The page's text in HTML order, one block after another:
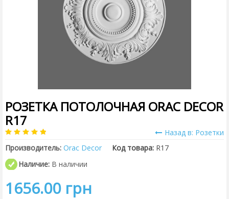
РОЗЕТКА ПОТОЛОЧНАЯ ORAC DECOR
R17
Назад в: Розетки
Производитель: Orac Decor Код товара: R17
Наличие: В наличии
1656.00 грн